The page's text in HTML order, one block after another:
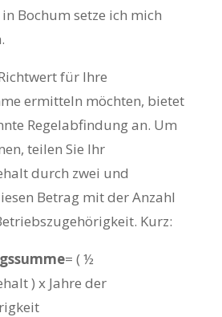
Bochum setze ich mich
für Ihre
ermitteln möchten, bietet
Regelabfindung an. Um
teilen Sie Ihr
durch zwei und
Betrag mit der Anzahl
Kurz:
= ( ½
) x Jahre der